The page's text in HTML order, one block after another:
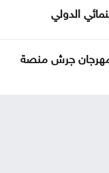
الدولي
مهرجان جرش منصة